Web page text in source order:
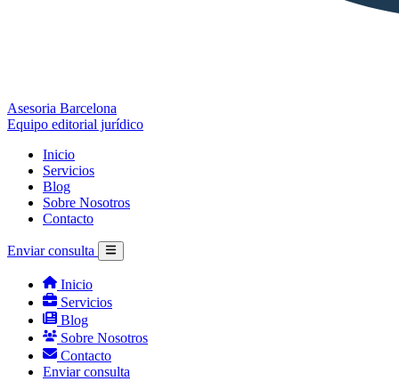
Asesoria Barcelona
Equipo editorial jurídico
Inicio
Servicios
Blog
Sobre Nosotros
Contacto
Enviar consulta
Inicio
Servicios
Blog
Sobre Nosotros
Contacto
Enviar consulta